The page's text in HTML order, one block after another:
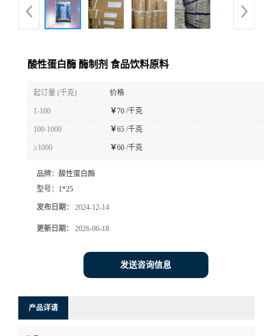
酸性蛋白酶 酶制剂 食品饮料原料
起订量 (千克) 价格
1-100 ￥70 /千克
100-1000 ￥65 /千克
≥1000 ￥60 /千克
品牌： 酸性蛋白酶
型号： 1*25
发布日期： 2024-12-14
更新日期： 2026-06-18
发送咨询信息
产品详请